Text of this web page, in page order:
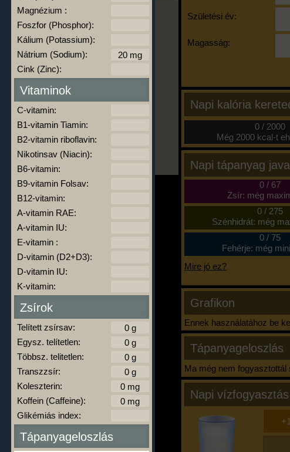
Születési év:
Magasság:
Napi kalória
0 / 2000
Még 2000 kcal-t
Napi tápanyag
0/ 67
Zsír: még
0/ 275
Szénhidrát: még
0/ 75
Fehérje: még
Mire jó ez?
Grafikon
Ennek használatához be
Tápanyageloszlás
Ma még nem fogyasztottál
Napi vízfogyasztás
-
Magnézium :
Foszfor (Phosphor):
Kálium (Potassium):
Nátrium (Sodium):
Cink (Zinc):
Vitaminok
C-vitamin:
B1-vitamin Tiamin:
B2-vitamin riboflavin:
Nikotinsav (Niacin):
B6-vitamin:
B9-vitamin Folsav:
B12-vitamin:
A-vitamin RAE:
A-vitamin IU:
E-vitamin :
D-vitamin (D2+D3):
D-vitamin IU:
K-vitamin:
Zsírok
Telített zsírsav:
Egysz. telítetlen:
Többsz. telitetlen:
Transzzsír:
Koleszterin:
Koffein (Caffeine):
Glikémiás index:
Tápanyageloszlás